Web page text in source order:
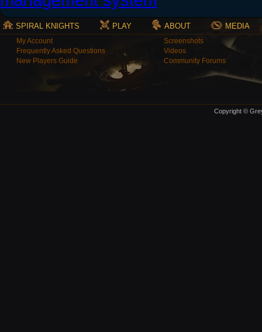
SPIRAL KNIGHTS PLAY ABOUT MEDIA
My Account
Frequently Asked Questions
New Players Guide
Screenshots
Videos
Community Forums
Copyright ©